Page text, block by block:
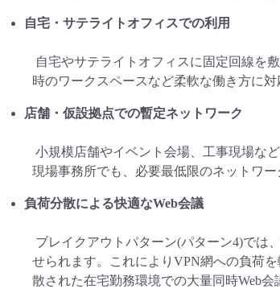
自宅・サテライトオフィスでの利用
自宅やサテライトオフィスに固定回線を
時のワークスペースなど柔軟な働き方に
店舗・仮設拠点での暫定ネットワーク
小規模店舗やイベント会場、工事現場など
現場事務所でも、必要最低限のネットワ
負荷分散による快適なWeb会議
ブレイクアウトパターン(パターン4)では
せられます。これによりVPN網への負荷
散された在宅勤務環境での大量同時Web